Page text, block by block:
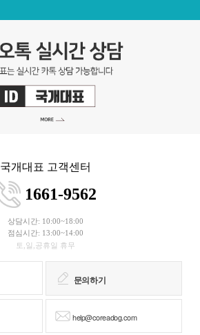
국개대표 고객센터
1661-9562
상담시간: 10:00~18:00
점심시간: 13:00~14:00
토,일,공휴일 휴무
문의하기
help@coreadog.com